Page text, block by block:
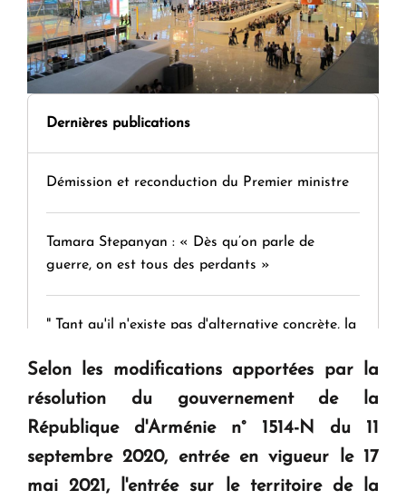
Dernières publications
Démission et reconduction du Premier ministre
Tamara Stepanyan : « Dès qu’on parle de
guerre, on est tous des perdants »
" Tant qu'il n'existe pas d'alternative concrète, la
KASA : 30 ans d'audace, de résilience et d'avenir
en Arménie
Le premier hôtel Hyatt Regency d'Arménie
Selon les modifications apportées par la
résolution du gouvernement de la
République d'Arménie n° 1514-N du 11
septembre 2020, entrée en vigueur le 17
mai 2021, l'entrée sur le territoire de la